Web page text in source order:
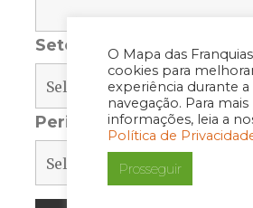
O Mapa das
cookies para
experiência durante a
navegação. Para mais
informações, leia a
Política de
Prosseguir
Setor
Periodicidade*